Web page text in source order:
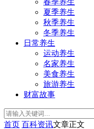
春季养生
夏季养生
秋季养生
冬季养生
日常养生
运动养生
名家养生
美食养生
旅游养生
财富故事
首页 百科资讯文章正文